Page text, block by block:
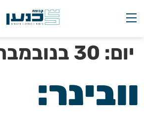
יום: 30 בנובמבר 2023
וובינר: